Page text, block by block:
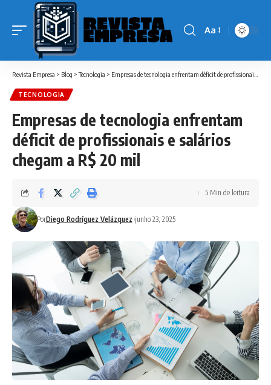
Font
Aa
Revista Empresa > Blog >Tecnologia > Empresas de tecnologia enfrentam déficit de profissionais e salários chegam a R$ 20 mil
TECNOLOGIA
Empresas de tecnologia enfrentam
déficit de profissionais e salários
chegam a R$ 20 mil
PorDiego Rodríguez Velázquez junho 23, 2025
5 Min de leitura